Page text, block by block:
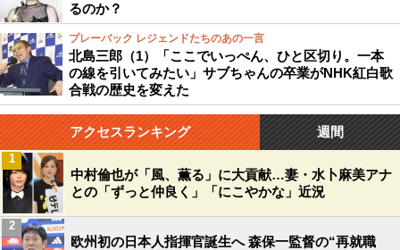
るのか？
プレーバック レジェンドたちのあの一言
北島三郎（1）「ここでいっぺん、ひと区切り。一本
の線を引いてみたい」サブちゃんの卒業がNHK紅白歌
合戦の歴史を変えた
アクセスランキング 週間
中村倫也が「風、薫る」に大貢献…妻・水卜麻美アナ
との「ずっと仲良く」「にこやかな」近況
1
欧州初の日本人指揮官誕生へ 森保一監督の“再就職
2